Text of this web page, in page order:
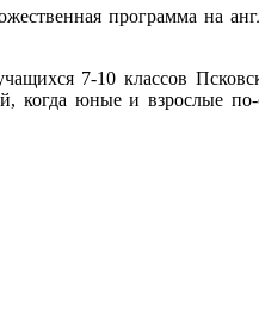
программа на
7-10 классов
когда юные и взрослые